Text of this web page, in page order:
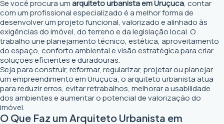
Se você procura umarquiteto urbanista em Uruçuca, contar
com um profissional especializado é a melhor forma de
desenvolver um projeto funcional, valorizado e alinhado às
exigências do imóvel, do terreno e da legislação local. O
trabalho une planejamento técnico, estética, aproveitamento
do espaço, conforto ambiental e visão estratégica para criar
soluções eficientes e duradouras.
Seja para construir, reformar, regularizar, projetar ou planejar
um empreendimento em Uruçuca, o arquiteto urbanista atua
para reduzir erros, evitar retrabalhos, melhorar a usabilidade
dos ambientes e aumentar o potencial de valorização do
imóvel.
O Que Faz um Arquiteto Urbanista em